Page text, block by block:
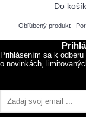
Do
Obľúbený produkt
Prihlásením sa k
o novinkách,